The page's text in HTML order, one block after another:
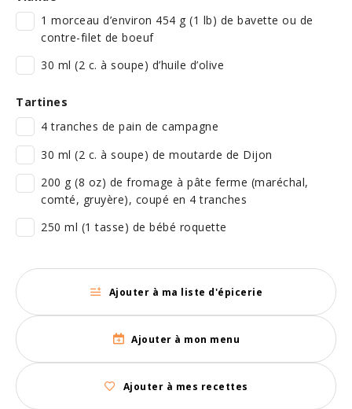
1 morceau d’environ 454 g (1 lb) de bavette ou de
contre-filet de boeuf
30 ml (2 c. à soupe) d’huile d’olive
Tartines
4 tranches de pain de campagne
30 ml (2 c. à soupe) de moutarde de Dijon
200 g (8 oz) de fromage à pâte ferme (maréchal,
comté, gruyère), coupé en 4 tranches
250 ml (1 tasse) de bébé roquette
Ajouter à ma liste d'épicerie
Ajouter à mon menu
Ajouter à mes recettes